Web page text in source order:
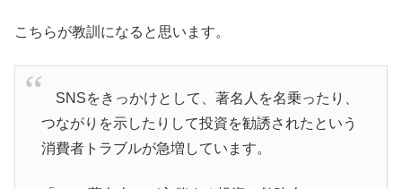
こちらが教訓になると思います。
SNSをきっかけとして、著名人を名乗ったり、
つながりを示したりして投資を勧誘されたという
消費者トラブルが急増しています。